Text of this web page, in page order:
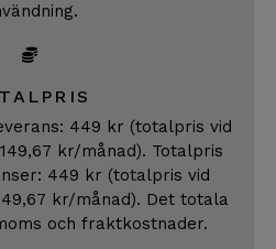
449 kr (totalpris vid
kr/månad). Totalpris
449 kr (totalpris vid
kr/månad). Det totala
och fraktkostnader.​